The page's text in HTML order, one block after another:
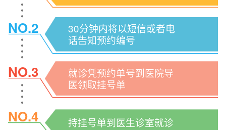
NO.2
30分钟内将以短信或者电
话告知预约编号
NO.3
就诊凭预约单号到医院导
医领取挂号单
NO.4 持挂号单到医生诊室就诊